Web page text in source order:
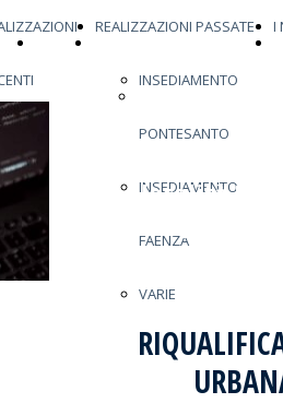
REALIZZAZIONI PASSATE
INSEDIAMENTO
PONTESANTO
INSEDIAMENTO
FAENZA
VARIE
I
località
(1999-